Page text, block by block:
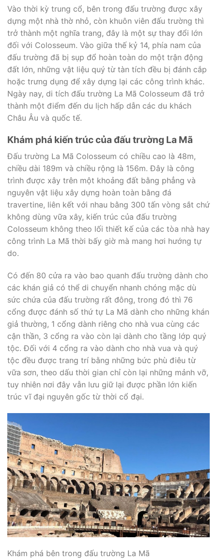
Vào thời kỳ trung cổ, bên trong đấu trường được xây
dựng một nhà thờ nhỏ, còn khuôn viên đấu trường thì
trở thành một nghĩa trang, đây là một sự thay đổi lớn
đối với Colosseum. Vào giữa thế kỷ 14, phía nam của
đấu trường đã bị sụp đổ hoàn toàn do một trận động
đất lớn, những vật liệu quý từ tàn tích đều bị đánh cắp
hoặc trưng dụng để xây dựng lại các công trình khác.
Ngày nay, di tích đấu trường La Mã Colosseum đã trở
thành một điểm đến du lịch hấp dẫn các du khách
Châu Âu và quốc tế.
Khám phá kiến trúc của đấu trường La Mã
Đấu trường La Mã Colosseum có chiều cao là 48m,
chiều dài 189m và chiều rộng là 156m. Đây là công
trình được xây trên một khoảng đất bằng phẳng và
nguyên vật liệu xây dựng hoàn toàn bằng đá
travertine, liên kết với nhau bằng 300 tấn vòng sắt chứ
không dùng vữa xây, kiến trúc của đấu trường
Colosseum không theo lối thiết kế của các tòa nhà hay
công trình La Mã thời bấy giờ mà mang hơi hướng tự
do.
Có đến 80 cửa ra vào bao quanh đấu trường dành cho
các khán giả có thể di chuyển nhanh chóng mặc dù
sức chứa của đấu trường rất đông, trong đó thì 76
cổng được đánh số thứ tự La Mã dành cho những khán
giả thường, 1 cổng dành riêng cho nhà vua cùng các
cận thần, 3 cổng ra vào còn lại dành cho tầng lớp quý
tộc. Đối với 4 cổng ra vào dành cho nhà vua và quý
tộc đều được trang trí bằng những bức phù điêu từ
vữa sơn, theo dấu thời gian chỉ còn lại những mảnh vỡ,
tuy nhiên nơi đây vẫn lưu giữ lại được phần lớn kiến
trúc vĩ đại nguyên gốc từ thời cổ đại.
Khám phá bên trong đấu trường La Mã